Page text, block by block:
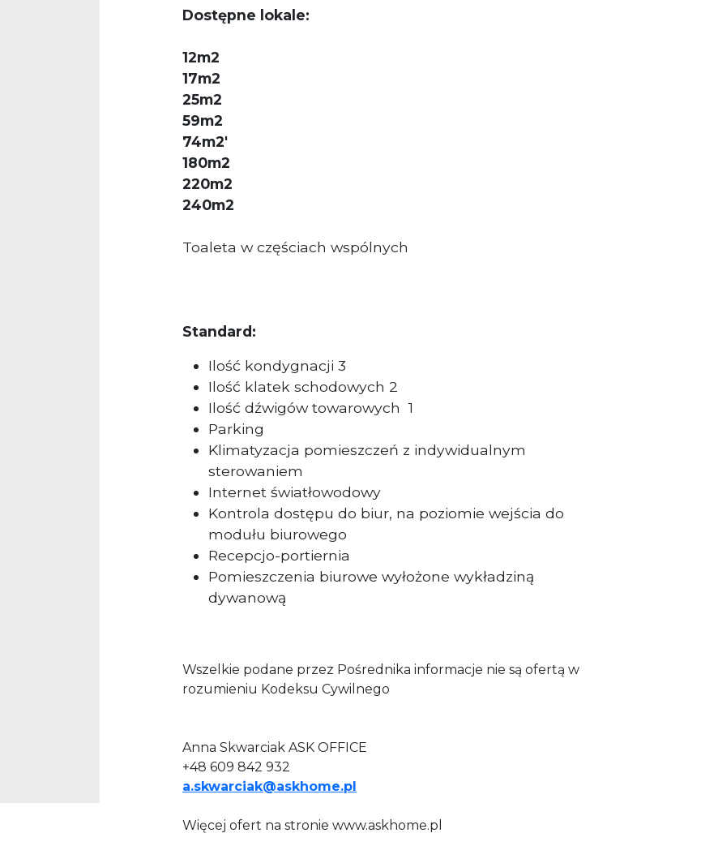
Dostępne lokale:
12m2
17m2
25m2
59m2
74m2'
180m2
220m2
240m2
Toaleta w częściach wspólnych
Standard:
Ilość kondygnacji 3
Ilość klatek schodowych 2
Ilość dźwigów towarowych 1
Parking
Klimatyzacja pomieszczeń z indywidualnym
sterowaniem
Internet światłowodowy
Kontrola dostępu do biur, na poziomie wejścia do
modułu biurowego
Recepcjo-portiernia
Pomieszczenia biurowe wyłożone wykładziną
dywanową
Wszelkie podane przez Pośrednika informacje nie są ofertą w
rozumieniu Kodeksu Cywilnego
Anna Skwarciak ASK OFFICE
+48 609 842 932
a.skwarciak@askhome.pl
Więcej ofert na stronie www.askhome.pl